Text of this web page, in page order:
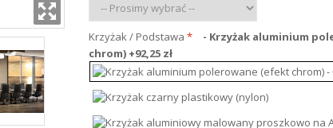
Krzyżak / Podstawa *
- Krzyżak aluminium
chrom) +92,25 zł